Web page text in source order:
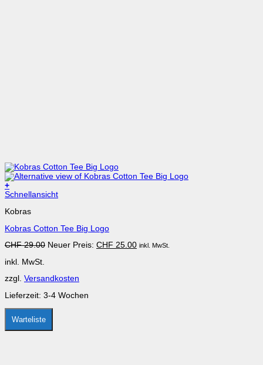
+
Dieses
weist
Varianten
Die
können
der
Produktseite
gewählt
werden
Schnellansicht
Kobras
Kobras Cotton Tee Big Logo
CHF29.00 Ursprünglicher
Neuer Preis: CHF 25.00Aktueller
inkl. MwSt.
inkl. MwSt.
zzgl. Versandkosten
Lieferzeit: 3-4 Wochen
Warteliste